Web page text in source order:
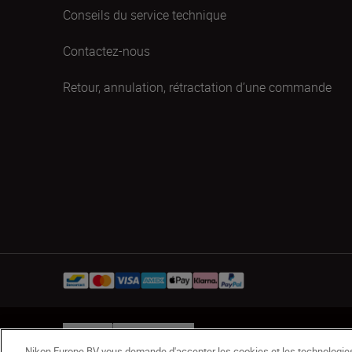
Conseils du service technique
Contactez-nous
Retour, annulation, rétractation d’une commande
BE(fr) Nikon Sites